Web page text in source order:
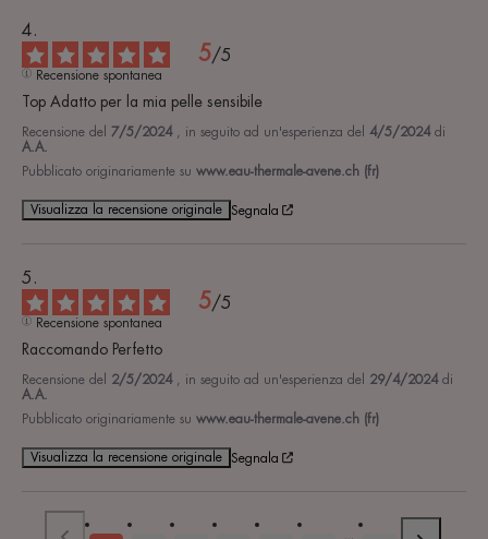
5/5
Recensione spontanea
Top Adatto per la mia pelle sensibile
Recensione del 7/5/2024 , in seguito ad un'esperienza del 4/5/2024 di
A.A.
Pubblicato originariamente su www.eau-thermale-avene.ch (fr)
Visualizza la recensione originale Segnala
5/5
Recensione spontanea
Raccomando Perfetto
Recensione del 2/5/2024 , in seguito ad un'esperienza del 29/4/2024 di
A.A.
Pubblicato originariamente su www.eau-thermale-avene.ch (fr)
Visualizza la recensione originale Segnala